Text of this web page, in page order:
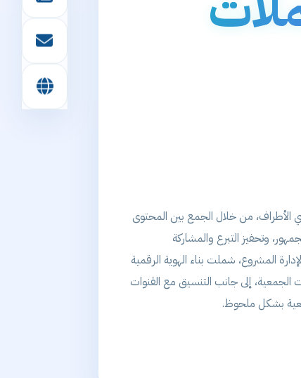
الأطراف، من خلال الجمع بين المحتوى
وتحفيز التبرع والمشاركة
المشروع، شملت بناء الهوية الرقمية
الجمعية، إلى جانب التنسيق مع القنوات
بشكل ملحوظ.